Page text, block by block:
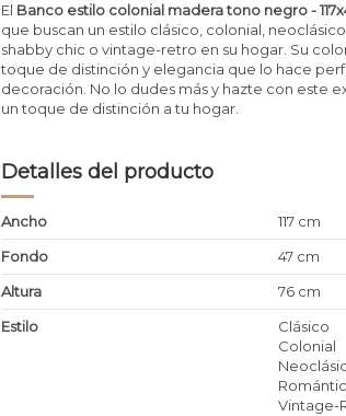
El Banco estilo colonial madera tono negro -
que buscan un estilo clásico, colonial,
shabby chic o vintage-retro en su hogar. Su
toque de distinción y elegancia que lo hace
decoración. No lo dudes más y hazte con este
un toque de distinción a tu hogar.
Detalles del producto
Ancho
117 cm
Fondo
47 cm
Altura
76 cm
Estilo
Clásico
Colonial
Vintage-